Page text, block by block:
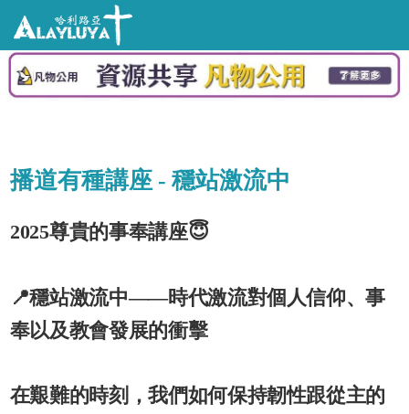
播道有種講座 - 穩站激流中
2025尊貴的事奉講座😇
📍穩站激流中——時代激流對個人信仰、事
奉以及教會發展的衝擊
在艱難的時刻，我們如何保持韌性跟從主的